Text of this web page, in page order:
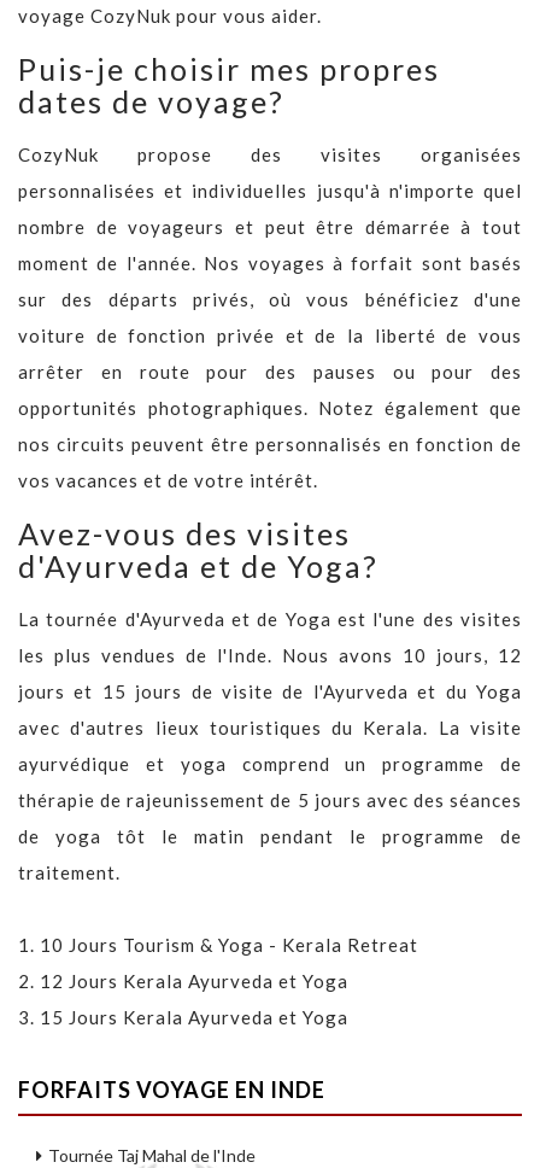
voyage CozyNuk pour vous aider.
Puis-je choisir mes propres
dates de voyage?
CozyNuk propose des visites organisées
personnalisées et individuelles jusqu'à n'importe quel
nombre de voyageurs et peut être démarrée à tout
moment de l'année. Nos voyages à forfait sont basés
sur des départs privés, où vous bénéficiez d'une
voiture de fonction privée et de la liberté de vous
arrêter en route pour des pauses ou pour des
opportunités photographiques. Notez également que
nos circuits peuvent être personnalisés en fonction de
vos vacances et de votre intérêt.
Avez-vous des visites
d'Ayurveda et de Yoga?
La tournée d'Ayurveda et de Yoga est l'une des visites
les plus vendues de l'Inde. Nous avons 10 jours, 12
jours et 15 jours de visite de l'Ayurveda et du Yoga
avec d'autres lieux touristiques du Kerala. La visite
ayurvédique et yoga comprend un programme de
thérapie de rajeunissement de 5 jours avec des séances
de yoga tôt le matin pendant le programme de
traitement.
1. 10 Jours Tourism & Yoga - Kerala Retreat
2. 12 Jours Kerala Ayurveda et Yoga
3. 15 Jours Kerala Ayurveda et Yoga
FORFAITS VOYAGE EN INDE
Tournée Taj Mahal de l'Inde